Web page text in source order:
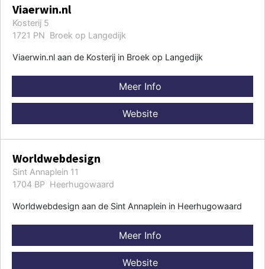
Viaerwin.nl
Kosterij 5
1721 PN Broek op Langedijk
Viaerwin.nl aan de Kosterij in Broek op Langedijk
Meer Info
Website
Worldwebdesign
Sint Annaplein 11
1704 BP Heerhugowaard
Worldwebdesign aan de Sint Annaplein in Heerhugowaard
Meer Info
Website